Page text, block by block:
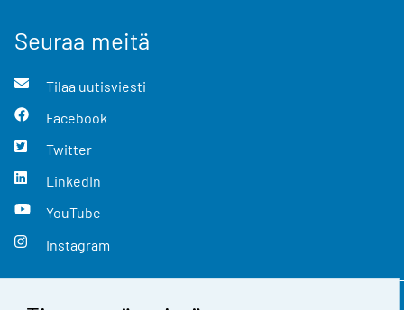
Seuraa meitä
Tilaa uutisviesti
Facebook
Twitter
LinkedIn
YouTube
Instagram